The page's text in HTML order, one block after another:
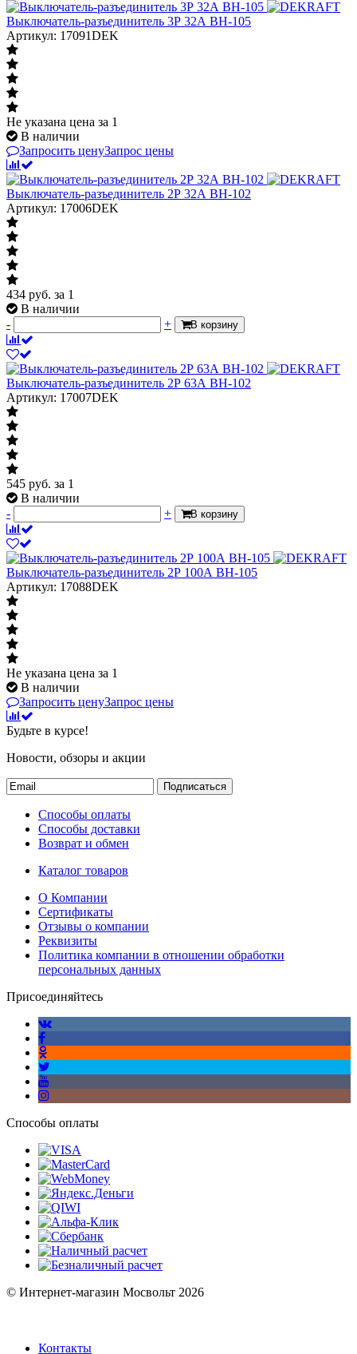
Выключатель-разъединитель 3Р 32А ВН-105
Артикул: 17091DEK
Не указана цена за 1
В наличии
Запросить ценуЗапрос цены
Выключатель-разъединитель 2Р 32А ВН-102
Артикул: 17006DEK
434 руб. за 1
В наличии
-
+ В корзину
Выключатель-разъединитель 2Р 63А ВН-102
Артикул: 17007DEK
545 руб. за 1
В наличии
-
+ В корзину
Выключатель-разъединитель 2Р 100А ВН-105
Артикул: 17088DEK
Не указана цена за 1
В наличии
Запросить ценуЗапрос цены
Будьте в курсе!
Новости, обзоры и акции
Подписаться
Способы оплаты
Способы доставки
Возврат и обмен
Каталог товаров
О Компании
Сертификаты
Отзывы о компании
Реквизиты
Политика компании в отношении обработки
персональных данных
Присоединяйтесь
Способы оплаты
© Интернет-магазин Мосвольт 2026
Контакты